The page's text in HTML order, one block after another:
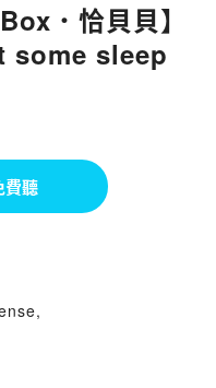
．恰貝貝】
some sleep
費聽